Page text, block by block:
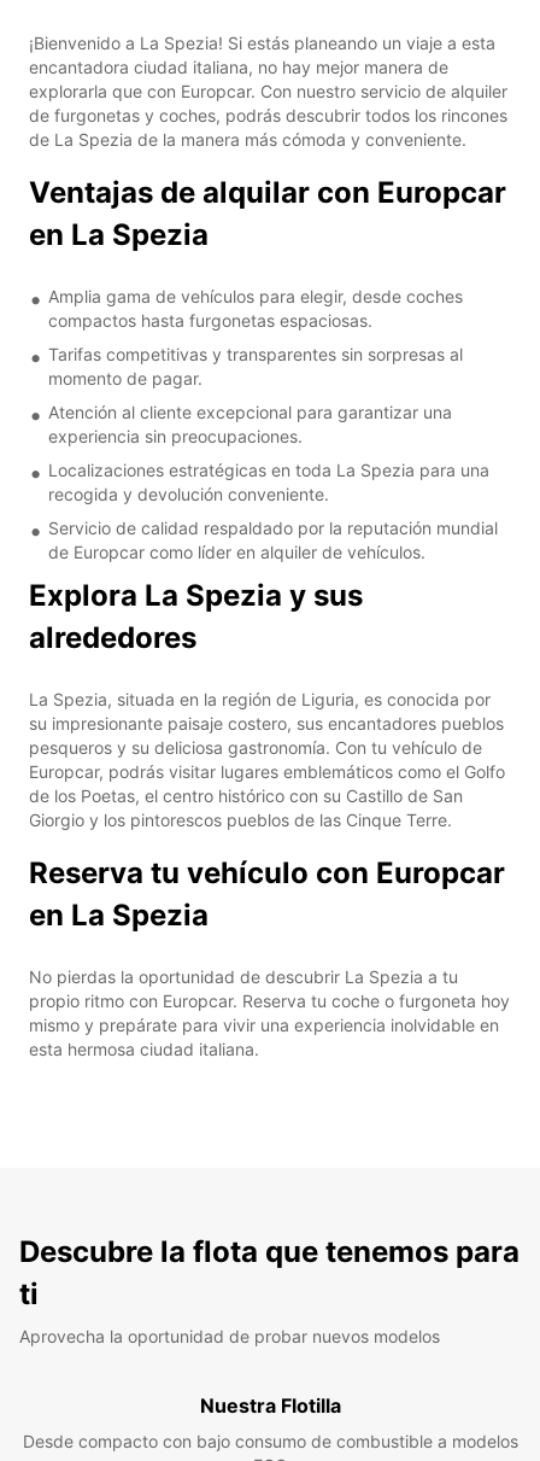
¡Bienvenido a La Spezia! Si estás planeando un viaje a esta
encantadora ciudad italiana, no hay mejor manera de
explorarla que con Europcar. Con nuestro servicio de alquiler
de furgonetas y coches, podrás descubrir todos los rincones
de La Spezia de la manera más cómoda y conveniente.
Ventajas de alquilar con Europcar
en La Spezia
Amplia gama de vehículos para elegir, desde coches
compactos hasta furgonetas espaciosas.
Tarifas competitivas y transparentes sin sorpresas al
momento de pagar.
Atención al cliente excepcional para garantizar una
experiencia sin preocupaciones.
Localizaciones estratégicas en toda La Spezia para una
recogida y devolución conveniente.
Servicio de calidad respaldado por la reputación mundial
de Europcar como líder en alquiler de vehículos.
Explora La Spezia y sus
alrededores
La Spezia, situada en la región de Liguria, es conocida por
su impresionante paisaje costero, sus encantadores pueblos
pesqueros y su deliciosa gastronomía. Con tu vehículo de
Europcar, podrás visitar lugares emblemáticos como el Golfo
de los Poetas, el centro histórico con su Castillo de San
Giorgio y los pintorescos pueblos de las Cinque Terre.
Reserva tu vehículo con Europcar
en La Spezia
No pierdas la oportunidad de descubrir La Spezia a tu
propio ritmo con Europcar. Reserva tu coche o furgoneta hoy
mismo y prepárate para vivir una experiencia inolvidable en
esta hermosa ciudad italiana.
Descubre la flota que tenemos para
ti
Aprovecha la oportunidad de probar nuevos modelos
Nuestra Flotilla
Desde compacto con bajo consumo de combustible a modelos